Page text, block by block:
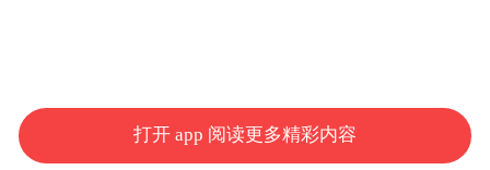
行驶至前方匝道入口前，车辆在通过公交限
时车道后，系统立即发起向右变道决策并同
打开 app 阅读更多精彩内容